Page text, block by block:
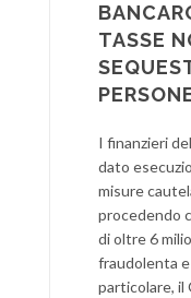
TASSE
I finanzieri
dato
misure
procedendo
di oltre 6
fraudolenta
particolare, il